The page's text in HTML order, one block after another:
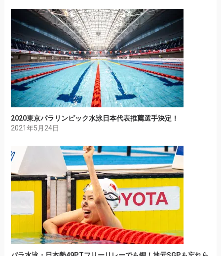
2020東京パラリンピック水泳日本代表推薦選手決定！
2021年5月24日